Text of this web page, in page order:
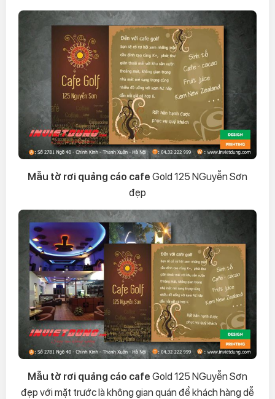
Mẫu tờ rơi quảng cáo cafe Gold 125 NGuyễn Sơn
đẹp
Mẫu tờ rơi quảng cáo cafe Gold 125 NGuyễn Sơn
đẹp với mặt trước là không gian quán để khách hàng dễ